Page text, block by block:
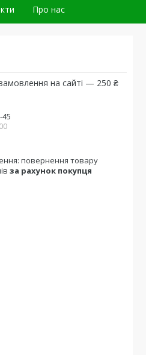
Про нас
на сайті — 250 ₴
45
повернення товару
за рахунок покупця